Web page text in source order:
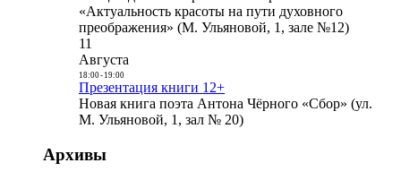
«Актуальность красоты на пути духовного
преображения» (М. Ульяновой, 1, зале №12)
11
Августа
18:00- 19:00
Презентация книги 12+
Новая книга поэта Антона Чёрного «Сбор» (ул.
М. Ульяновой, 1, зал № 20)
Архивы